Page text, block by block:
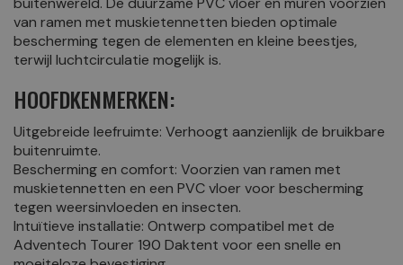
van ramen met muskietennetten bieden optimale
bescherming tegen de elementen en kleine beestjes,
terwijl luchtcirculatie mogelijk is.
HOOFDKENMERKEN:
Uitgebreide leefruimte: Verhoogt aanzienlijk de bruikbare
buitenruimte.
Bescherming en comfort: Voorzien van ramen met
muskietennetten en een PVC vloer voor bescherming
tegen weersinvloeden en insecten.
Intuïtieve installatie: Ontwerp compatibel met de
Adventech Tourer 190 Daktent voor een snelle en